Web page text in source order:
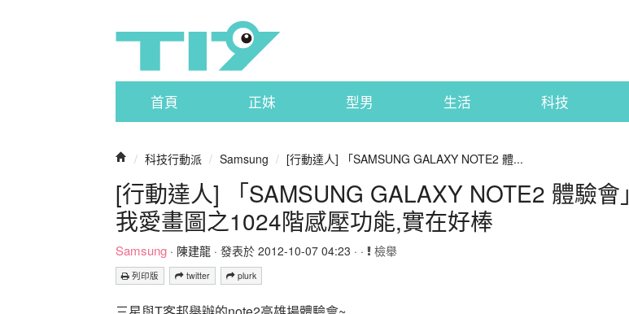
首頁 正妹 型男 生活 科技
/ 科技行動派 / Samsung / [行動達人] 「SAMSUNG GALAXY NOTE2 體...
[行動達人] 「SAMSUNG GALAXY NOTE2 體驗會」
我愛畫圖之1024階感壓功能,實在好棒
Samsung · 陳建龍 · 發表於 2012-10-07 04:23 · · 檢舉
列印版 twitter plurk